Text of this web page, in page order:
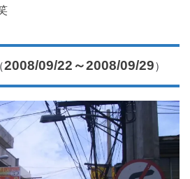
（2008/09/22～2008/09/29）